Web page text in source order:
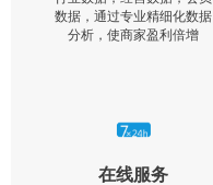
数据，通过专业精细化数据
分析，使商家盈利倍增
在线服务